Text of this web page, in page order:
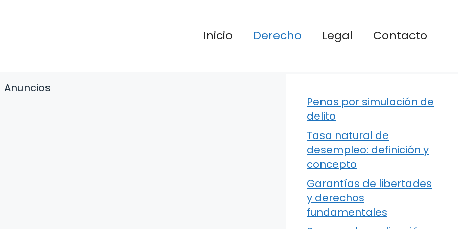
Inicio Derecho Legal Contacto
Anuncios
Penas por simulación de
delito
Tasa natural de
desempleo: definición y
concepto
Garantías de libertades
y derechos
fundamentales